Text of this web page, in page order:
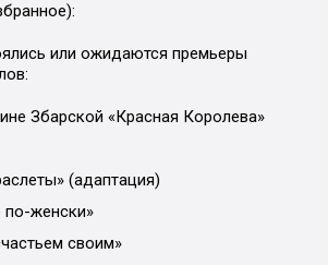
или ожидаются премьеры
Збарской «Красная Королева»
(адаптация)
по-женски»
своим»